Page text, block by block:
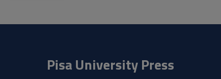
Pisa University Press